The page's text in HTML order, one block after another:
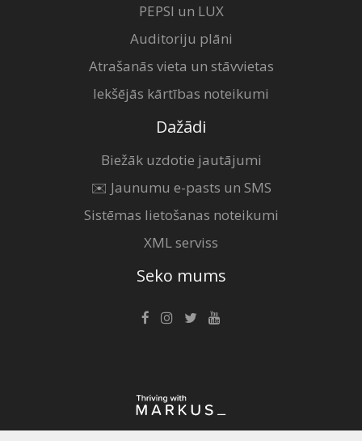
PEPSI un LUX
Auditoriju plāni
Atrašanās vieta un stāvvietas
Iekšējās kārtības noteikumi
Dažādi
Biežāk uzdotie jautājumi
✉️ Jaunumu e-pasts un SMS
Sistēmas lietošanas noteikumi
XML serviss
Seko mums